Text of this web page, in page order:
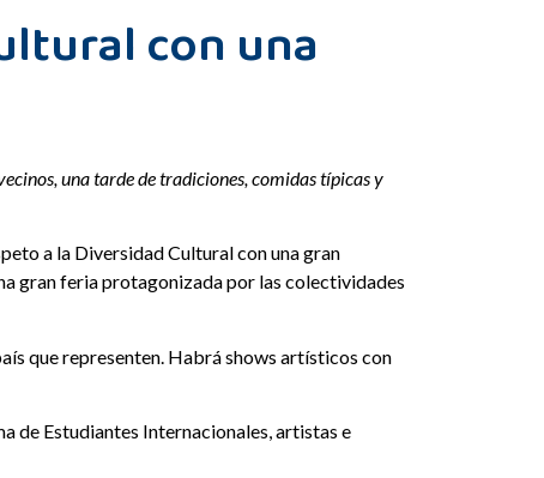
con una
una tarde de tradiciones, comidas típicas y
a la Diversidad Cultural con una gran
gran feria protagonizada por las colectividades
que representen. Habrá shows artísticos con
de Estudiantes Internacionales, artistas e